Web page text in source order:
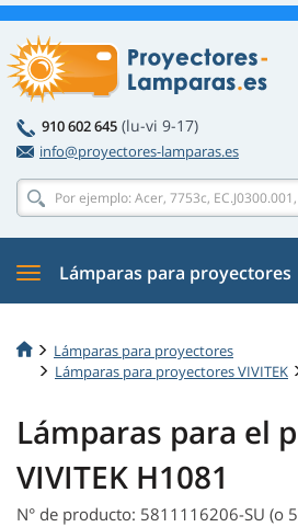
910 602 645 (lu-vi 9-17)
info@proyectores-lamparas.es
Lámparas para proyectores
Lámparas para proyectores
Lámparas para proyectores VIVITEK
Lámparas para el
VIVITEK H1081
N° de producto: 5811116206-SU (o